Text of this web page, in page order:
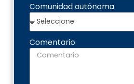
Comunidad autónoma
Comentario